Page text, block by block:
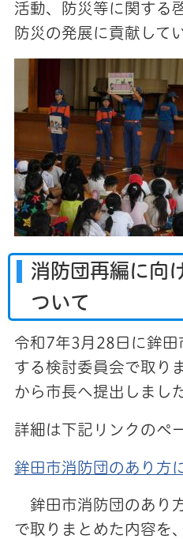
活動、防災等に関する
防災の発展に貢献して
消防団再編に向
ついて
令和7年3月28日に鉾田
する検討委員会で取り
から市長へ提出しまし
詳細は下記リンクのペ
鉾田市消防団のあり方
鉾田市消防団のあり
で取りまとめた内容を